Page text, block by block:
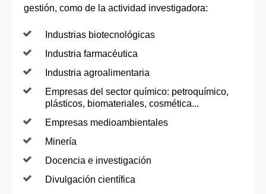
gestión, como de la actividad investigadora:
Industrias biotecnológicas
Industria farmacéutica
Industria agroalimentaria
Empresas del sector químico: petroquímico,
plásticos, biomateriales, cosmética...
Empresas medioambientales
Minería
Docencia e investigación
Divulgación científica